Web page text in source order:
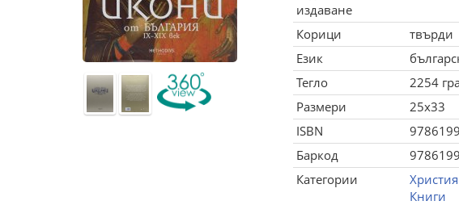
издаване
Корици
твърди
Език
Тегло
2254
Размери
25x33
ISBN
Баркод
Категории
Книги